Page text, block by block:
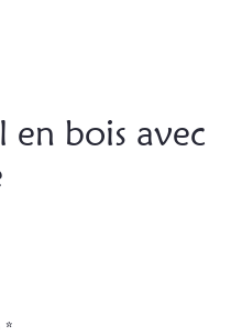
en bois avec
*